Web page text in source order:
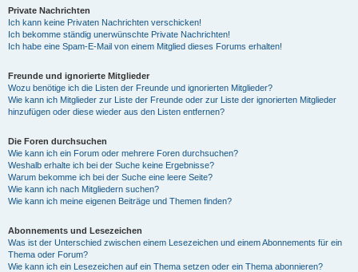
Private Nachrichten
Ich kann keine Privaten Nachrichten verschicken!
Ich bekomme ständig unerwünschte Private Nachrichten!
Ich habe eine Spam-E-Mail von einem Mitglied dieses Forums erhalten!
Freunde und ignorierte Mitglieder
Wozu benötige ich die Listen der Freunde und ignorierten Mitglieder?
Wie kann ich Mitglieder zur Liste der Freunde oder zur Liste der ignorierten Mitglieder
hinzufügen oder diese wieder aus den Listen entfernen?
Die Foren durchsuchen
Wie kann ich ein Forum oder mehrere Foren durchsuchen?
Weshalb erhalte ich bei der Suche keine Ergebnisse?
Warum bekomme ich bei der Suche eine leere Seite?
Wie kann ich nach Mitgliedern suchen?
Wie kann ich meine eigenen Beiträge und Themen finden?
Abonnements und Lesezeichen
Was ist der Unterschied zwischen einem Lesezeichen und einem Abonnements für ein
Thema oder Forum?
Wie kann ich ein Lesezeichen auf ein Thema setzen oder ein Thema abonnieren?